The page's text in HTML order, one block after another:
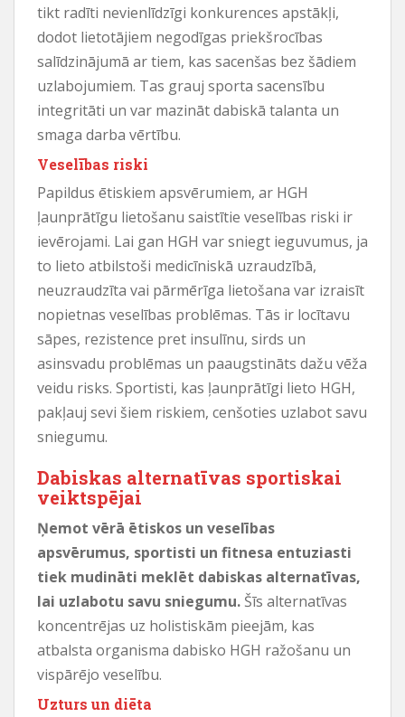
tikt radīti nevienlīdzīgi konkurences apstākļi,
dodot lietotājiem negodīgas priekšrocības
salīdzinājumā ar tiem, kas sacenšas bez šādiem
uzlabojumiem. Tas grauj sporta sacensību
integritāti un var mazināt dabiskā talanta un
smaga darba vērtību.
Veselības riski
Papildus ētiskiem apsvērumiem, ar HGH
ļaunprātīgu lietošanu saistītie veselības riski ir
ievērojami. Lai gan HGH var sniegt ieguvumus, ja
to lieto atbilstoši medicīniskā uzraudzībā,
neuzraudzīta vai pārmērīga lietošana var izraisīt
nopietnas veselības problēmas. Tās ir locītavu
sāpes, rezistence pret insulīnu, sirds un
asinsvadu problēmas un paaugstināts dažu vēža
veidu risks. Sportisti, kas ļaunprātīgi lieto HGH,
pakļauj sevi šiem riskiem, cenšoties uzlabot savu
sniegumu.
Dabiskas alternatīvas sportiskai
veiktspējai
Ņemot vērā ētiskos un veselības
apsvērumus, sportisti un fitnesa entuziasti
tiek mudināti meklēt dabiskas alternatīvas,
lai uzlabotu savu sniegumu. Šīs alternatīvas
koncentrējas uz holistiskām pieejām, kas
atbalsta organisma dabisko HGH ražošanu un
vispārējo veselību.
Uzturs un diēta